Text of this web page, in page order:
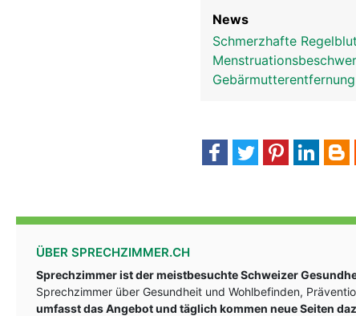
News
Schmerzhafte
ÜBER SPRECHZIMMER.CH
Sprechzimmer ist der meistbesuchte Schweizer
Sprechzimmer über Gesundheit und Wohlbefinden,
umfasst das Angebot und täglich kommen neue Seiten